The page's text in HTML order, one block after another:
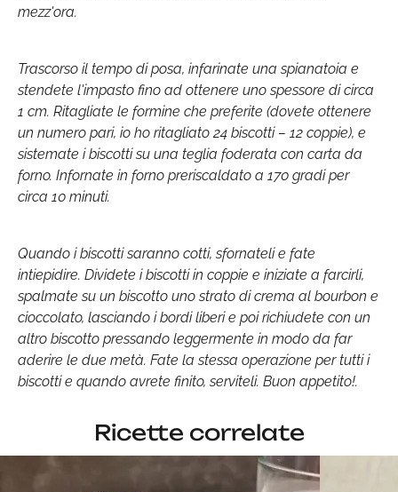
mezz'ora.
Trascorso il tempo di posa, infarinate una spianatoia e
stendete l'impasto fino ad ottenere uno spessore di circa
1 cm. Ritagliate le formine che preferite (dovete ottenere
un numero pari, io ho ritagliato 24 biscotti – 12 coppie), e
sistemate i biscotti su una teglia foderata con carta da
forno. Infornate in forno preriscaldato a 170 gradi per
circa 10 minuti.
Quando i biscotti saranno cotti, sfornateli e fate
intiepidire. Dividete i biscotti in coppie e iniziate a farcirli,
spalmate su un biscotto uno strato di crema al bourbon e
cioccolato, lasciando i bordi liberi e poi richiudete con un
altro biscotto pressando leggermente in modo da far
aderire le due metà. Fate la stessa operazione per tutti i
biscotti e quando avrete finito, serviteli. Buon appetito!.
Ricette correlate